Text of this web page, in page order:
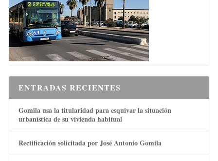
ENTRADAS RECIENTES
Gomila usa la titularidad para esquivar la situación
urbanística de su vivienda habitual
Rectificación solicitada por José Antonio Gomila